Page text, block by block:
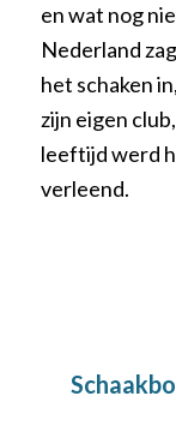
en wat nog
Nederland
het schaken
zijn eigen
leeftijd werd
verleend.